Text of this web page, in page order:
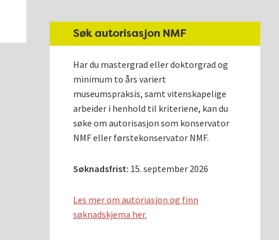
Søk autorisasjon NMF
Har du mastergrad eller doktorgrad og
minimum to års variert
museumspraksis, samt vitenskapelige
arbeider i henhold til kriteriene, kan du
søke om autorisasjon som konservator
NMF eller førstekonservator NMF.
Søknadsfrist: 15. september 2026
Les mer om autoriasjon og finn
søknadskjema her.